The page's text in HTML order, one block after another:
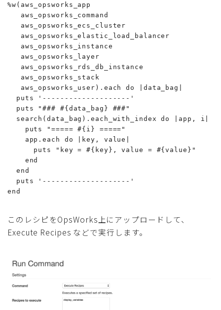
%w(aws_opsworks_app
   aws_opsworks_command
   aws_opsworks_ecs_cluster
   aws_opsworks_elastic_load_balancer
   aws_opsworks_instance
   aws_opsworks_layer
   aws_opsworks_rds_db_instance
   aws_opsworks_stack
   aws_opsworks_user).each do |data_bag|
  puts '--------------------'
  puts "### #{data_bag} ###"
  search(data_bag).each_with_index do |app, i|
    puts "===== #{i} ====="
    app.each do |key, value|
      puts "key = #{key}, value = #{value}"
    end
  end
  puts '--------------------'
end
このレシピをOpsWorks上にアップロードして、
Execute Recipes などで実行します。